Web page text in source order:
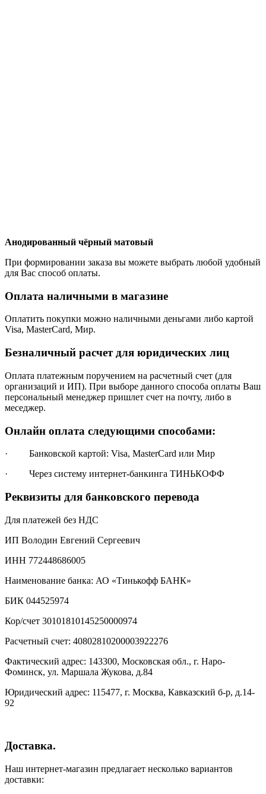
Анодированный чёрный матовый
При формировании заказа вы можете выбрать любой удобный
для Вас способ оплаты.
Оплата наличными в магазине
Оплатить покупки можно наличными деньгами либо картой
Visa, MasterCard, Мир.
Безналичный расчет для юридических лиц
Оплата платежным поручением на расчетный счет (для
организаций и ИП). При выборе данного способа оплаты Ваш
персональный менеджер пришлет счет на почту, либо в
меседжер.
Онлайн оплата следующими способами:
· Банковской картой: Visa, MasterCard или Мир
· Через систему интернет-банкинга ТИНЬКОФФ
Реквизиты для банковского перевода
Для платежей без НДС
ИП Володин Евгений Сергеевич
ИНН 772448686005
Наименование банка: АО «Тинькофф БАНК»
БИК 044525974
Кор/счет 30101810145250000974
Расчетный счет: 40802810200003922276
Фактический адрес: 143300, Московская обл., г. Наро-
Фоминск, ул. Маршала Жукова, д.84
Юридический адрес: 115477, г. Москва, Кавказский б-р, д.14-
92
Доставка.
Наш интернет-магазин предлагает несколько вариантов
доставки: